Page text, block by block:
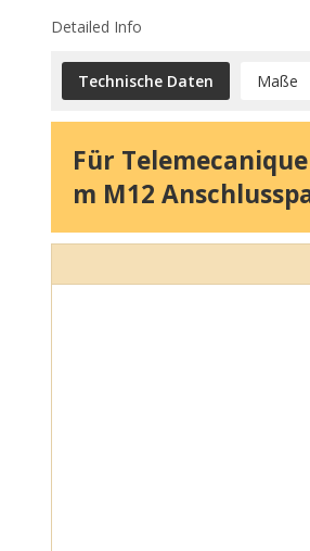
Detailed Info
Technische Daten Maße
Für
m M12